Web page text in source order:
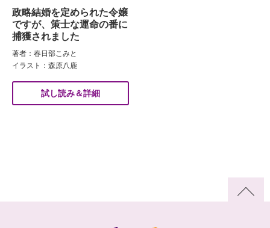
政略結婚を定められた令嬢
ですが、策士な運命の番に
捕獲されました
著者：春日部こみと
イラスト：森原八鹿
試し読み＆詳細